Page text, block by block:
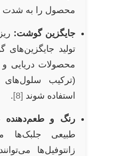
محصول را به شدت
جایگزین گوشت:
تولید جایگزین‌های
محصولات دریایی
(ترکیب
استفاده شوند [8]
.
رنگ و طعم‌دهنده
طبیعی جلبک‌ها
زانتوفیل‌ها